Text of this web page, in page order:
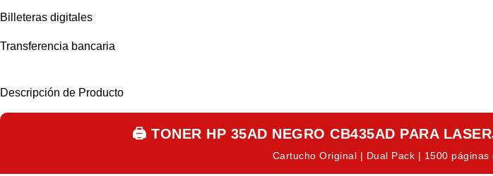
Billeteras digitales
Transferencia bancaria
Descripción de Producto
🖨️TONER HP 35AD NEGRO CB435AD PARA
Cartucho Original | Dual Pack | 1500